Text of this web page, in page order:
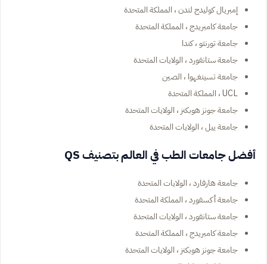
إمبريال كوليدج لندن ، المملكة المتحدة
جامعة كامبريدج ، المملكة المتحدة
جامعة تورنتو ، كندا
جامعة ستانفورد ، الولايات المتحدة
جامعة تسينغهوا ، الصين
UCL ، المملكة المتحدة
جامعة جونز هوبكنز ، الولايات المتحدة
جامعة ييل ، الولايات المتحدة
أفضل جامعات الطب في العالم بتصنيف QS
جامعة هارفارد ، الولايات المتحدة
جامعة أكسفورد ، المملكة المتحدة
جامعة ستانفورد ، الولايات المتحدة
جامعة كامبريدج ، المملكة المتحدة
جامعة جونز هوبكنز ، الولايات المتحدة